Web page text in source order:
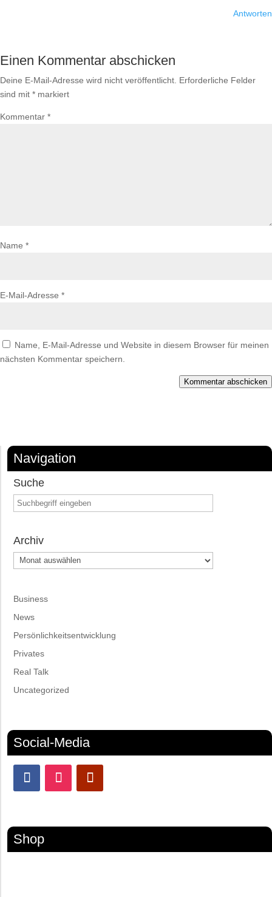
Antworten
Einen Kommentar abschicken
Deine E-Mail-Adresse wird nicht veröffentlicht. Erforderliche Felder
sind mit * markiert
Kommentar *
Name *
E-Mail-Adresse *
Name, E-Mail-Adresse und Website in diesem Browser für meinen
nächsten Kommentar speichern.
Kommentar abschicken
Navigation
Suche
Archiv
Archiv
Business
News
Persönlichkeitsentwicklung
Privates
Real Talk
Uncategorized
Social-Media
Shop